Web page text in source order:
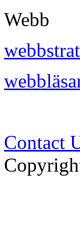
Webb
Contact